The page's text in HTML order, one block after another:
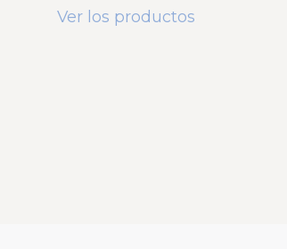
Ver los productos